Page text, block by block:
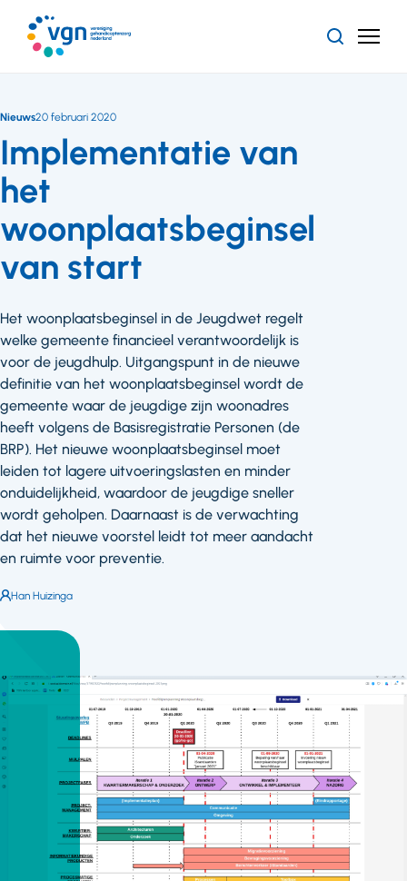
naar
hoofdinhoud
ZoekenMenu
Implementatie van
het
woonplaatsbeginsel
van start
Nieuws20 februari 2020
Het woonplaatsbeginsel in de Jeugdwet regelt
welke gemeente financieel verantwoordelijk is
voor de jeugdhulp. Uitgangspunt in de nieuwe
definitie van het woonplaatsbeginsel wordt de
gemeente waar de jeugdige zijn woonadres
heeft volgens de Basisregistratie Personen (de
BRP). Het nieuwe woonplaatsbeginsel moet
leiden tot lagere uitvoeringslasten en minder
onduidelijkheid, waardoor de jeugdige sneller
wordt geholpen. Daarnaast is de verwachting
dat het nieuwe voorstel leidt tot meer aandacht
en ruimte voor preventie.
Auteur:
Han Huizinga